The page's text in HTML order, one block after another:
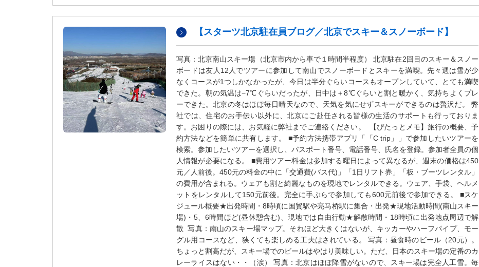
【スターツ北京駐在員ブログ／北京でスキー＆スノーボード】
写真：北京南山スキー場（北京市内から車で１時間半程度） 北京駐在2回目のスキー＆スノー
ボードは友人12人でツアーに参加して南山でスノーボードとスキーを満喫。先々週は雪が少
なくコースが1つしかなかったが、今日は半分ぐらいコースもオープンしていて、とても満喫
できた。朝の気温は−7℃ぐらいだったが、日中は＋8℃ぐらいと割と暖かく、気持ちよくプレ
ーできた。北京の冬はほぼ毎日晴天なので、天気を気にせずスキーができるのは贅沢だ。 弊
社では、住宅のお手伝い以外に、北京にご赴任される皆様の生活のサポートも行っておりま
す。お困りの際には、お気軽に弊社までご連絡ください。 【ぴたっとメモ】旅行の概要、予
約方法などを簡単に共有します。 ■予約方法携帯アプリ「「C trip」」で参加したいツアーを
検索。参加したいツアーを選択し、パスポート番号、電話番号、氏名を登録。参加者全員の個
人情報が必要になる。 ■費用ツアー料金は参加する曜日によって異なるが、週末の価格は450
元／人前後。450元の料金の中に「交通費(バス代)」「1日リフト券」「板・ブーツレンタル」
の費用が含まれる。ウェアも割と綺麗なものを現地でレンタルできる。ウェア、手袋、ヘルメ
ットをレンタルして150元前後。完全に手ぶらで参加しても600元前後で参加できる。 ■スケ
ジュール概要★出発時間・8時頃に国貿駅や亮马桥駅に集合・出発★現地活動時間(南山スキー
場)・5、6時間ほど(昼休憩含む)、現地では自由行動★解散時間・18時頃に出発地点周辺で解
散 写真：南山のスキー場マップ。それほど大きくはないが、キッカーやハーフパイプ、モー
グル用コースなど、狭くても楽しめる工夫はされている。 写真：昼食時のビール（20元）。
ちょっと割高だが、スキー場でのビールはやはり美味しい。ただ、日本のスキー場の定番のカ
レーライスはない・・（涙） 写真：北京はほぼ降雪がないので、スキー場は完全人工雪。毎